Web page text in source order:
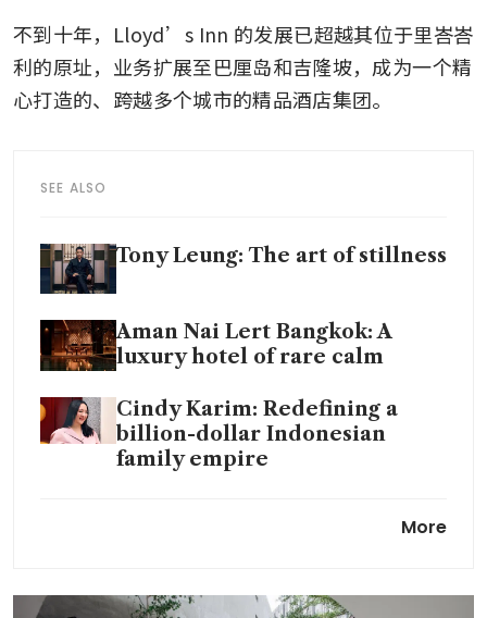
不到十年，Lloyd’s Inn 的发展已超越其位于里峇峇
利的原址，业务扩展至巴厘岛和吉隆坡，成为一个精
心打造的、跨越多个城市的精品酒店集团。
SEE ALSO
Tony Leung: The art of stillness
Aman Nai Lert Bangkok: A
luxury hotel of rare calm
Cindy Karim: Redefining a
billion-dollar Indonesian
family empire
Ting: Going beyond the vines
More